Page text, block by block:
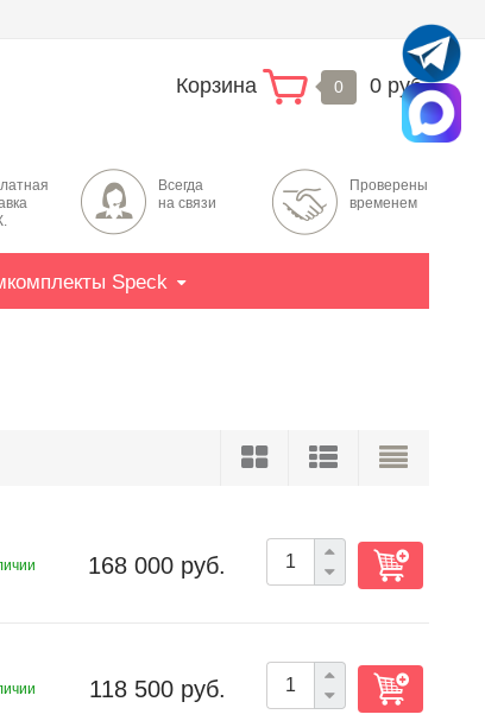
Корзина 0 0 руб.
Всегда
на связи
Проверены
временем
Speck
168 000 руб.
118 500 руб.